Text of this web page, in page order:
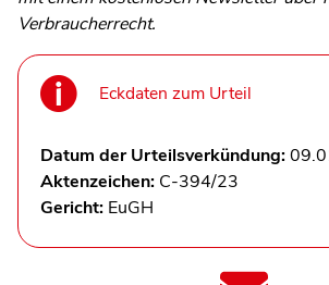
Verbraucherrecht.
Eckdaten zum Urteil
Datum der Urteilsverkündung:
Aktenzeichen: C-394/23
Gericht: EuGH